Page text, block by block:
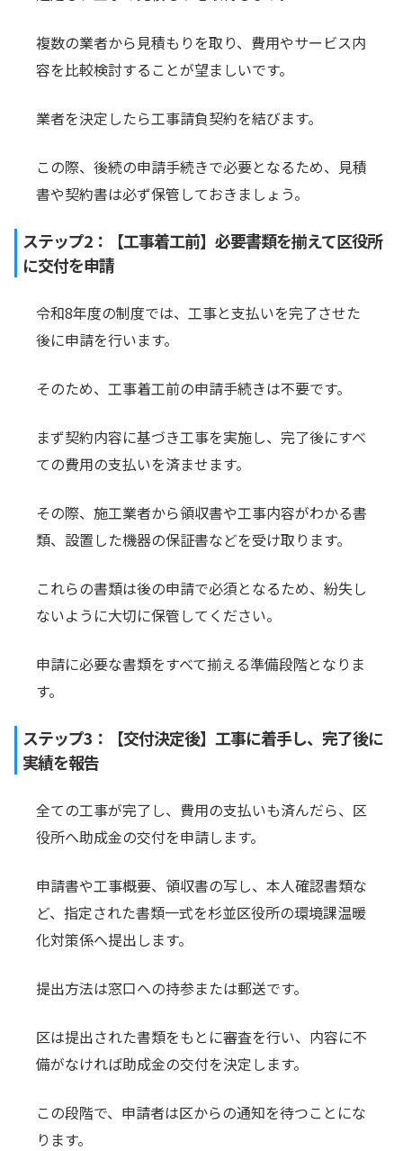
複数の業者から見積もりを取り、費用やサービス内
容を比較検討することが望ましいです。
業者を決定したら工事請負契約を結びます。
この際、後続の申請手続きで必要となるため、見積
書や契約書は必ず保管しておきましょう。
ステップ2：【工事着工前】必要書類を揃えて区役所
に交付を申請
令和8年度の制度では、工事と支払いを完了させた
後に申請を行います。
そのため、工事着工前の申請手続きは不要です。
まず契約内容に基づき工事を実施し、完了後にすべ
ての費用の支払いを済ませます。
その際、施工業者から領収書や工事内容がわかる書
類、設置した機器の保証書などを受け取ります。
これらの書類は後の申請で必須となるため、紛失し
ないように大切に保管してください。
申請に必要な書類をすべて揃える準備段階となりま
す。
ステップ3：【交付決定後】工事に着手し、完了後に
実績を報告
全ての工事が完了し、費用の支払いも済んだら、区
役所へ助成金の交付を申請します。
申請書や工事概要、領収書の写し、本人確認書類な
ど、指定された書類一式を杉並区役所の環境課温暖
化対策係へ提出します。
提出方法は窓口への持参または郵送です。
区は提出された書類をもとに審査を行い、内容に不
備がなければ助成金の交付を決定します。
この段階で、申請者は区からの通知を待つことにな
ります。